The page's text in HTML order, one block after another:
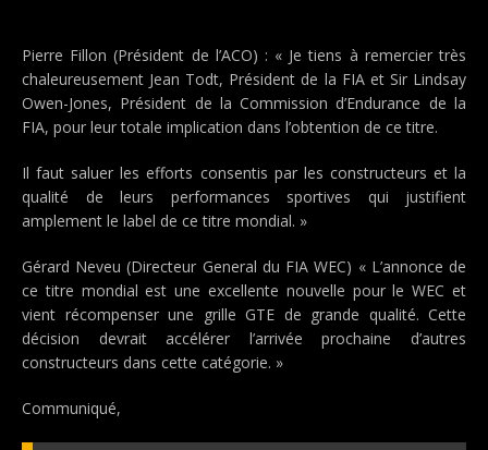
Pierre Fillon (Président de l’ACO) : « Je tiens à remercier très
chaleureusement Jean Todt, Président de la FIA et Sir Lindsay
Owen-Jones, Président de la Commission d’Endurance de la
FIA, pour leur totale implication dans l’obtention de ce titre.
Il faut saluer les efforts consentis par les constructeurs et la
qualité de leurs performances sportives qui justifient
amplement le label de ce titre mondial. »
Gérard Neveu (Directeur General du FIA WEC) « L’annonce de
ce titre mondial est une excellente nouvelle pour le WEC et
vient récompenser une grille GTE de grande qualité. Cette
décision devrait accélérer l’arrivée prochaine d’autres
constructeurs dans cette catégorie. »
Communiqué,